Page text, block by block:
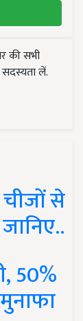
की सभी
लें.
से
50%